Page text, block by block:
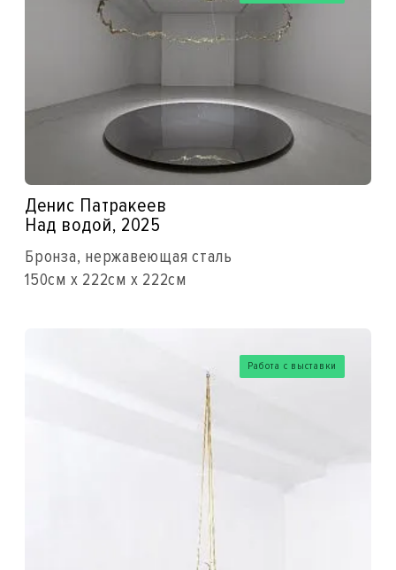
Денис Патракеев
Над водой, 2025
Бронза, нержавеющая сталь
150см x 222см x 222см
Работа с выставки